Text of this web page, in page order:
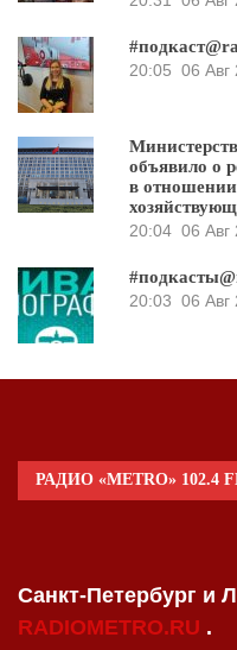
20:05 06 Авг
объявило о
в
20:04 06 Авг
20:03 06 Авг
РАДИО «METRO» 102.4
Санкт-Петербург и
RADIOMETRO.RU .